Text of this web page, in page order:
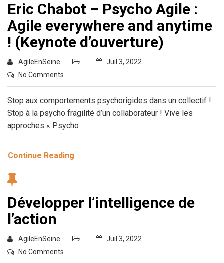
Eric Chabot – Psycho Agile :
Agile everywhere and anytime
! (Keynote d’ouverture)
AgileEnSeine
Juil 3, 2022
No Comments
Stop aux comportements psychorigides dans un collectif !
Stop à la psycho fragilité d’un collaborateur ! Vive les
approches « Psycho
Continue Reading
Développer l’intelligence de
l’action
AgileEnSeine
Juil 3, 2022
No Comments